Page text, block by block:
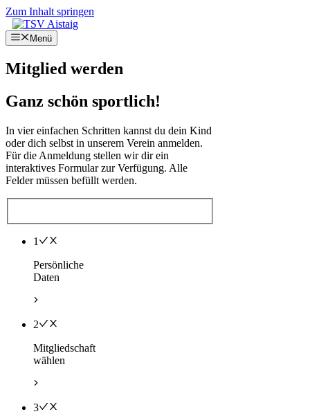
Zum Inhalt springen
Menü
Mitglied werden
Ganz schön sportlich!
In vier einfachen Schritten kannst du dein Kind
oder dich selbst in unserem Verein anmelden.
Für die Anmeldung stellen wir dir ein
interaktives Formular zur Verfügung. Alle
Felder müssen befüllt werden.
1
Persönliche
Daten
2
Mitgliedschaft
wählen
3